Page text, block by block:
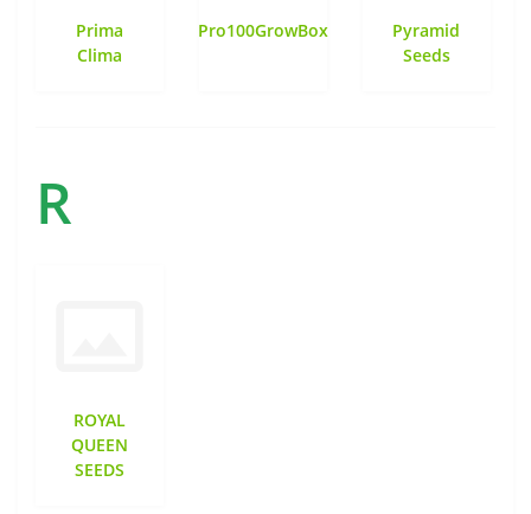
Prima
Clima
Pro100GrowBox
Pyramid
Seeds
R
ROYAL
QUEEN
SEEDS